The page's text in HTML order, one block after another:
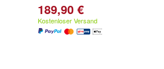
189,90 €
Kostenloser Versand